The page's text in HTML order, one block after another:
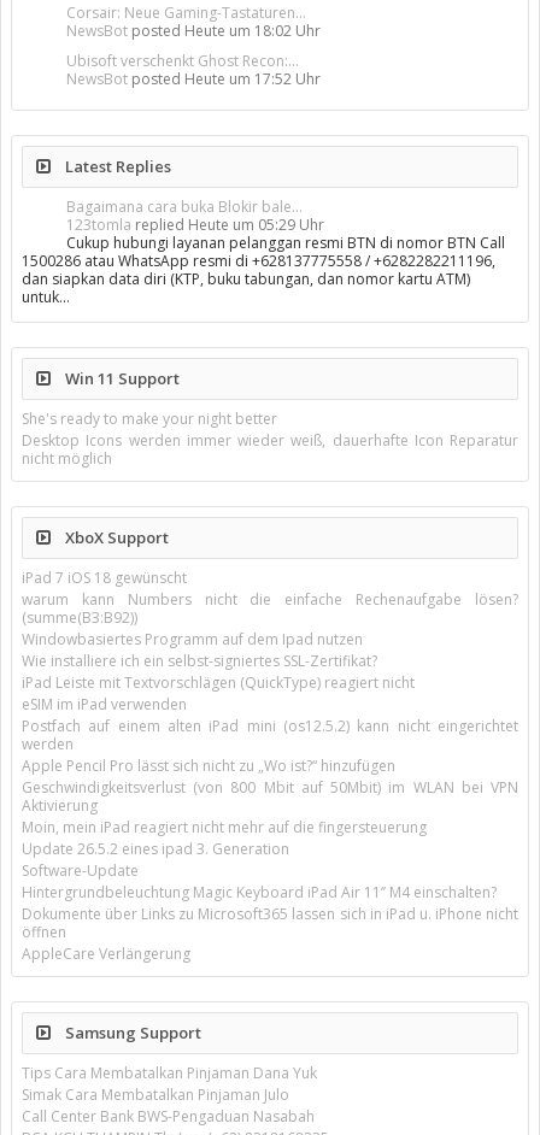
Corsair: Neue Gaming-Tastaturen...
NewsBot posted Heute um 18:02 Uhr
Ubisoft verschenkt Ghost Recon:...
NewsBot posted Heute um 17:52 Uhr
Latest Replies
Bagaimana cara buka Blokir bale...
123tomla replied Heute um 05:29 Uhr
Cukup hubungi layanan pelanggan resmi BTN di nomor BTN Call
1500286 atau WhatsApp resmi di +628137775558 / +6282282211196,
dan siapkan data diri (KTP, buku tabungan, dan nomor kartu ATM)
untuk…
Win 11 Support
She's ready to make your night better
Desktop Icons werden immer wieder weiß, dauerhafte Icon Reparatur
nicht möglich
XboX Support
iPad 7 iOS 18 gewünscht
warum kann Numbers nicht die einfache Rechenaufgabe lösen?
(summe(B3:B92))
Windowbasiertes Programm auf dem Ipad nutzen
Wie installiere ich ein selbst-signiertes SSL-Zertifikat?
iPad Leiste mit Textvorschlägen (QuickType) reagiert nicht
eSIM im iPad verwenden
Postfach auf einem alten iPad mini (os12.5.2) kann nicht eingerichtet
werden
Apple Pencil Pro lässt sich nicht zu „Wo ist?“ hinzufügen
Geschwindigkeitsverlust (von 800 Mbit auf 50Mbit) im WLAN bei VPN
Aktivierung
Moin, mein iPad reagiert nicht mehr auf die fingersteuerung
Update 26.5.2 eines ipad 3. Generation
Software-Update
Hintergrundbeleuchtung Magic Keyboard iPad Air 11’’ M4 einschalten?
Dokumente über Links zu Microsoft365 lassen sich in iPad u. iPhone nicht
öffnen
AppleCare Verlängerung
Samsung Support
Tips Cara Membatalkan Pinjaman Dana Yuk
Simak Cara Membatalkan Pinjaman Julo
Call Center Bank BWS-Pengaduan Nasabah